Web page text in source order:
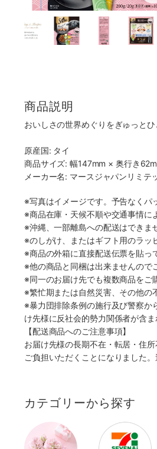
商品説明
おいしさの世界めぐりをぎゅっと
原産国: タイ
商品サイズ: 幅147mm × 奥行き
メーカー名: マースジャパンリミテ
※写真はイメージです。予告なくパ
※商品在庫・天候不順や交通事情に
※沖縄、一部離島への配送はできま
※のしがけ、またはギフト用のラッ
※商品の外箱に直接配送伝票を貼っ
※他の商品と同梱は出来ませんので
※同一のお届け先でも複数商品をご
※繁忙期または自然災害、その他の
※暴力団排除条例の施行及び警察か
け先様に反社会的勢力関係者が含
【配送商品へのご注意事項】
お届け先様の長期不在・転居・住
ご負担いただくことになりました
カテゴリーから探す